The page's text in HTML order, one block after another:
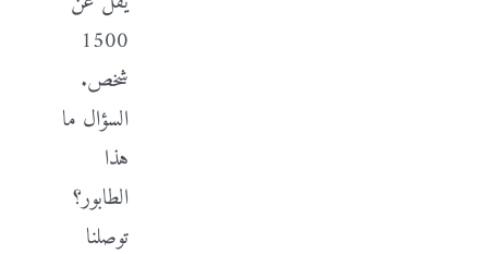
1500
شخص.
السؤال ما
هذا
الطابور؟
توصلنا